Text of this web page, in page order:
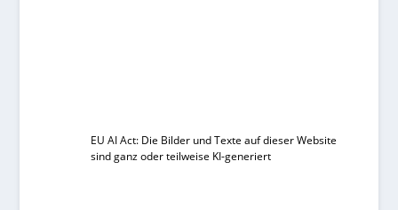
EU AI Act: Die Bilder und Texte auf dieser Website
sind ganz oder teilweise KI-generiert